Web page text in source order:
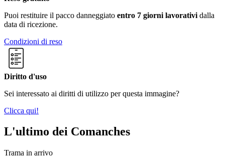
Puoi restituire il pacco danneggiato entro 7 giorni lavorativi dalla
data di ricezione.
Condizioni di reso
Diritto d'uso
Sei interessato ai diritti di utilizzo per questa immagine?
Clicca qui!
L'ultimo dei Comanches
Trama in arrivo